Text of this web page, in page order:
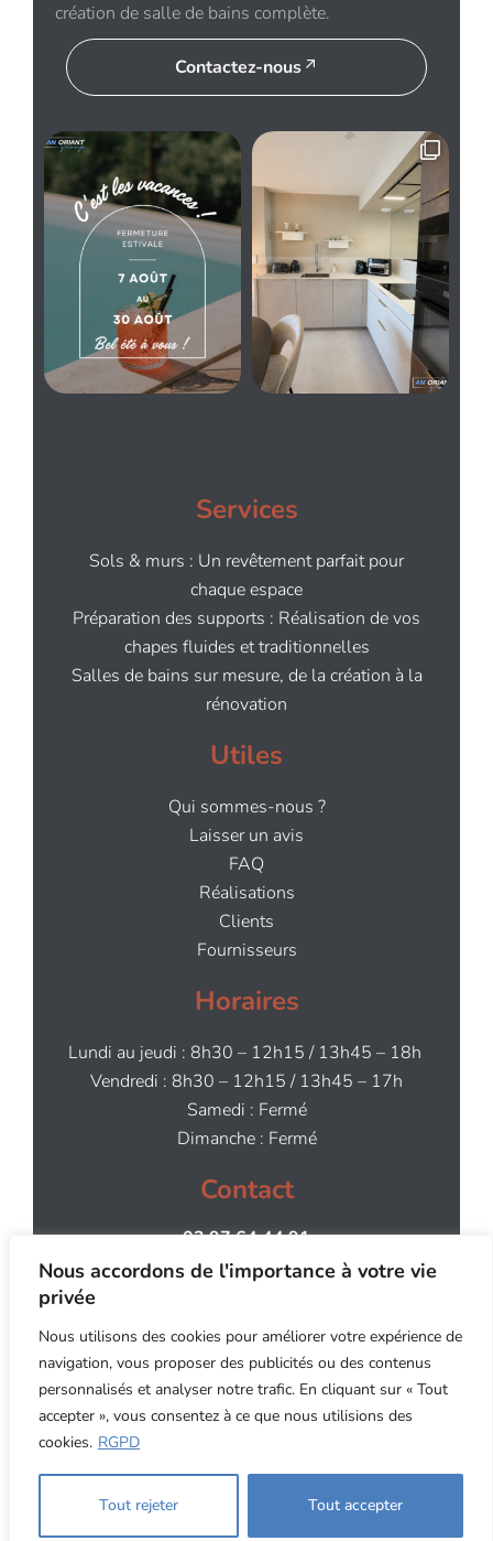
Nous accordons de l'importance à votre vie
privée
Nous utilisons des cookies pour améliorer votre expérience de
navigation, vous proposer des publicités ou des contenus
personnalisés et analyser notre trafic. En cliquant sur « Tout
accepter », vous consentez à ce que nous utilisions des
cookies. RGPD
Tout rejeter Tout accepter
création de salle de bains complète.
Contactez-nous
Services
Sols & murs : Un revêtement parfait pour
chaque espace
Préparation des supports : Réalisation de vos
chapes fluides et traditionnelles
Salles de bains sur mesure, de la création à la
rénovation
Utiles
Qui sommes-nous ?
Laisser un avis
FAQ
Réalisations
Clients
Fournisseurs
Horaires
Lundi au jeudi : 8h30 – 12h15 / 13h45 – 18h
Vendredi : 8h30 – 12h15 / 13h45 – 17h
Samedi : Fermé
Dimanche : Fermé
Contact
02 97 64 44 91
contact@aog.bzh
Copyright ©2026 An Oriant Sols - Site internet
Mentions légales
29 avis sur les Pages Jaunes